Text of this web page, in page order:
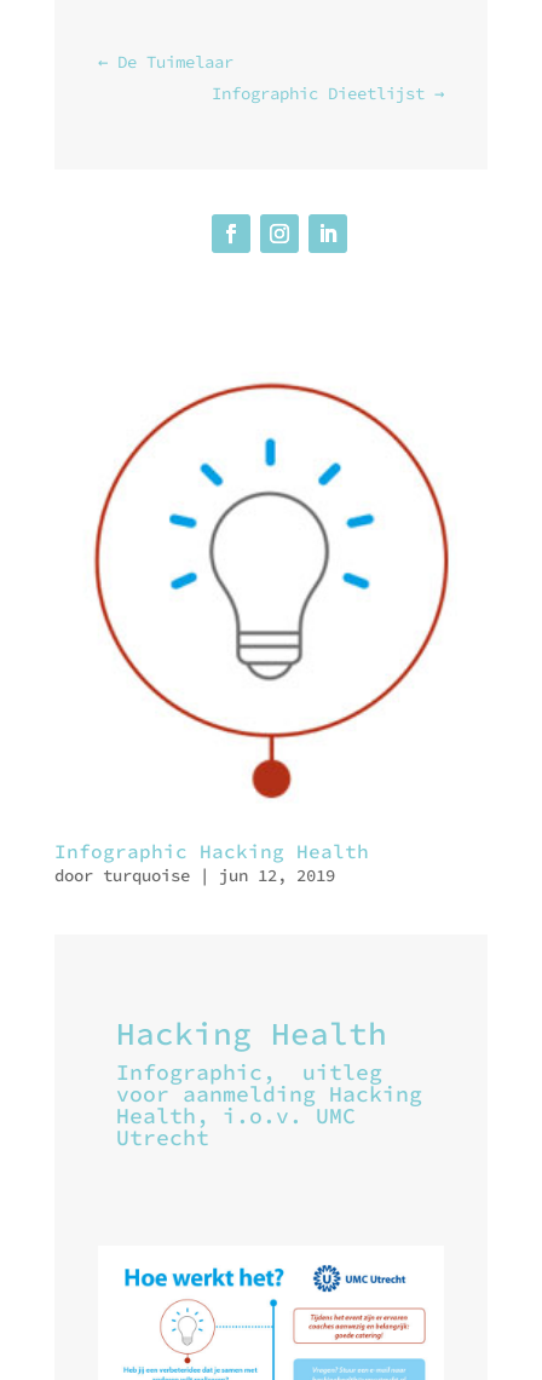
← De Tuimelaar
Infographic Dieetlijst →
Infographic Hacking Health
door turquoise| jun 12, 2019
Hacking Health
Infographic, uitleg
voor aanmelding Hacking
Health, i.o.v. UMC
Utrecht